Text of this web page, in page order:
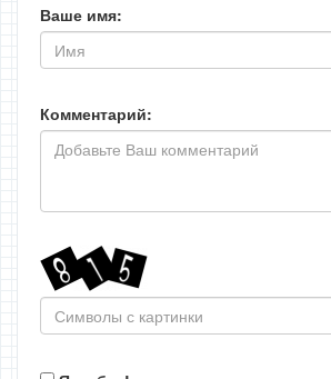
Ваше имя:
Комментарий: